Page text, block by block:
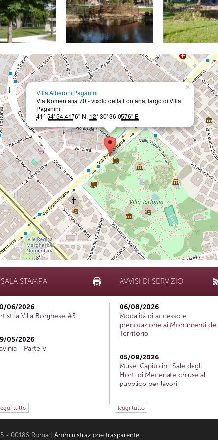
×
Villa Alberoni Paganini
Via Nomentana 70 - vicolo della Fontana, largo di Villa
Paganini
41° 54' 54.4176" N, 12° 30' 36.0576" E
SALA STAMPA
06/2026
a Villa Borghese #3
05/2026
- Parte V
tutto
AVVISI DI SERVIZIO
06/08/2026
Modalità di accesso e
prenotazione ai Monumenti del
Territorio
05/08/2026
Musei Capitolini: Sale degli
Horti di Mecenate chiuse al
pubblico per lavori
leggi tutto
- 00186 Roma | Amministrazione trasparente